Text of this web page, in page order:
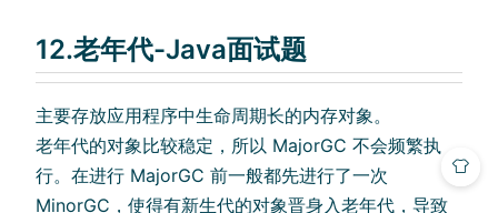
12.老年代-Java面试题
主要存放应用程序中生命周期长的内存对象。
老年代的对象比较稳定，所以 MajorGC 不会频繁执
行。在进行 MajorGC 前一般都先进行了一次
MinorGC，使得有新生代的对象晋身入老年代，导致